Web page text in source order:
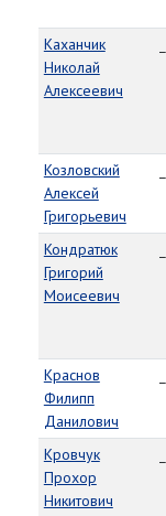
Каханчик
Николай
Алексеевич
Козловский
Алексей
Григорьевич
Кондратюк
Григорий
Моисеевич
Краснов
Филипп
Данилович
Кровчук
Прохор
Никитович